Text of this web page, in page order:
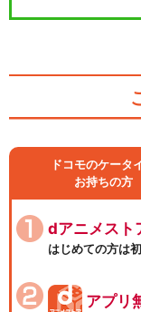
ドコモのケータ
お持ちの方
dアニメスト
はじめての方は
アプリ